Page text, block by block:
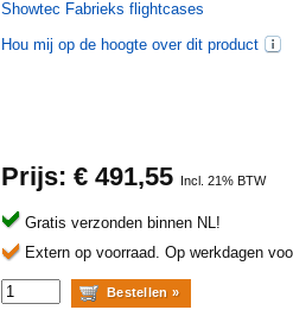
Showtec Fabrieks flightcases
Hou mij op de hoogte over dit product
Prijs: € 491,55 Incl. 21% BTW
Gratis verzonden binnen NL!
Extern op voorraad. Op werkdagen